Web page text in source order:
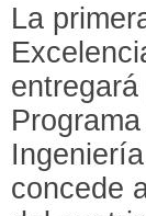
La
concede